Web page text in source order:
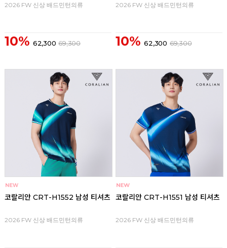
2026 FW 신상 배드민턴의류
10% 62,300 69,300
2026 FW 신상 배드민턴의류
10% 62,300 69,300
코랄리안 CRT-H1552 남성 티셔츠
2026 FW 신상 배드민턴의류
코랄리안 CRT-H1551 남성 티셔츠
2026 FW 신상 배드민턴의류